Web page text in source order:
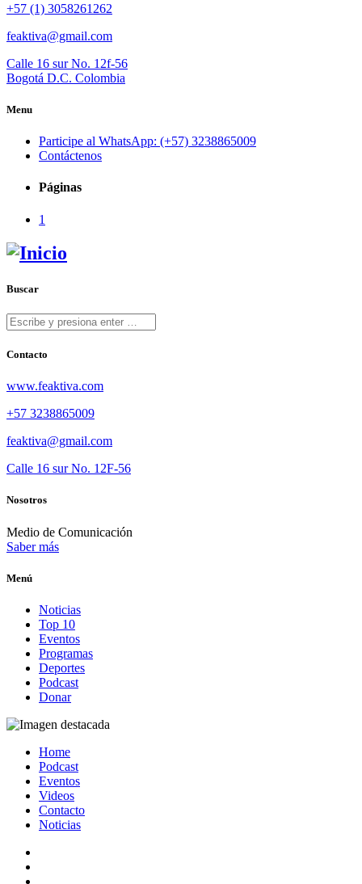
+57 (1) 3058261262
feaktiva@gmail.com
Calle 16 sur No. 12f-56
Bogotá D.C. Colombia
Menu
Participe al WhatsApp: (+57) 3238865009
Contáctenos
Páginas
1
Buscar
Contacto
www.feaktiva.com
+57 3238865009
feaktiva@gmail.com
Calle 16 sur No. 12F-56
Nosotros
Medio de Comunicación
Saber más
Menú
Noticias
Top 10
Eventos
Programas
Deportes
Podcast
Donar
Home
Podcast
Eventos
Videos
Contacto
Noticias